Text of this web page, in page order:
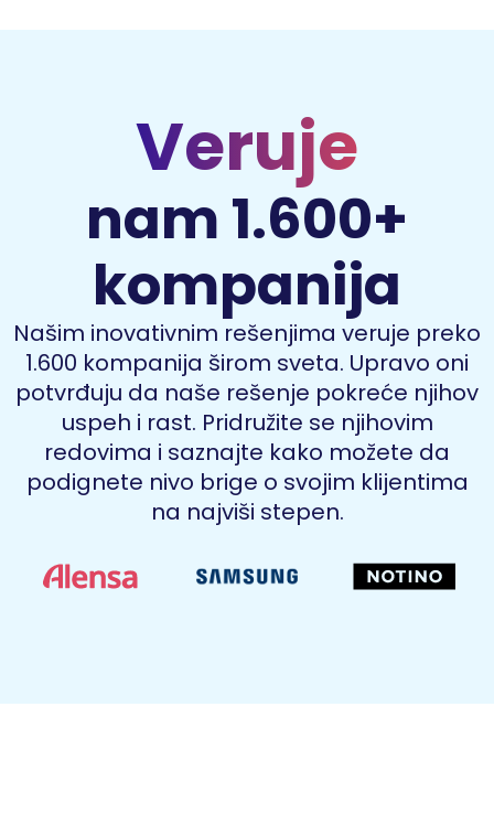
Veruje
nam 1.600+
kompanija
Našim inovativnim rešenjima veruje preko
1.600 kompanija širom sveta. Upravo oni
potvrđuju da naše rešenje pokreće njihov
uspeh i rast. Pridružite se njihovim
redovima i saznajte kako možete da
podignete nivo brige o svojim klijentima
na najviši stepen.